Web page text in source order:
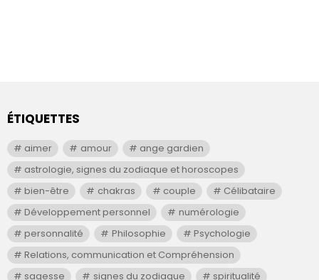
ÉTIQUETTES
aimer amour
ange gardien
astrologie, signes du zodiaque et horoscopes
bien-être
chakras couple
Célibataire
Développement personnel
numérologie
personnalité
Philosophie
Psychologie
Relations, communication et Compréhension
sagesse
signes du zodiaque spiritualité